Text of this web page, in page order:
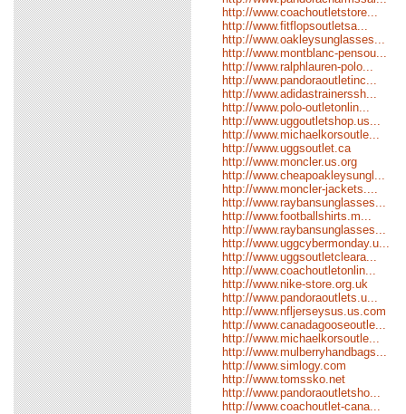
http://www.coachoutletstore...
http://www.fitflopsoutletsa...
http://www.oakleysunglasses...
http://www.montblanc-pensou...
http://www.ralphlauren-polo...
http://www.pandoraoutletinc...
http://www.adidastrainerssh...
http://www.polo-outletonlin...
http://www.uggoutletshop.us...
http://www.michaelkorsoutle...
http://www.uggsoutlet.ca
http://www.moncler.us.org
http://www.cheapoakleysungl...
http://www.moncler-jackets....
http://www.raybansunglasses...
http://www.footballshirts.m...
http://www.raybansunglasses...
http://www.uggcybermonday.u...
http://www.uggsoutletcleara...
http://www.coachoutletonlin...
http://www.nike-store.org.uk
http://www.pandoraoutlets.u...
http://www.nfljerseysus.us.com
http://www.canadagooseoutle...
http://www.michaelkorsoutle...
http://www.mulberryhandbags...
http://www.simlogy.com
http://www.tomssko.net
http://www.pandoraoutletsho...
http://www.coachoutlet-cana...